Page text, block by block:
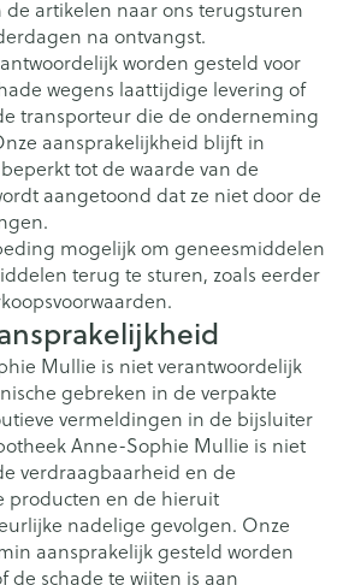
artikelen naar ons terugsturen
na ontvangst.
worden gesteld voor
wegens laattijdige levering of
transporteur die de onderneming
aansprakelijkheid blijft in
tot de waarde van de
aangetoond dat ze niet door de
mogelijk om geneesmiddelen
terug te sturen, zoals eerder
Mullie is niet verantwoordelijk
gebreken in de verpakte
vermeldingen in de bijsluiter
Anne-Sophie Mullie is niet
verdraagbaarheid en de
producten en de hieruit
nadelige gevolgen. Onze
aansprakelijk gesteld worden
de schade te wijten is aan